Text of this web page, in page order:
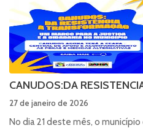
CANUDOS:DA
27 de janeiro de 2026
No dia 21 deste mês, o município